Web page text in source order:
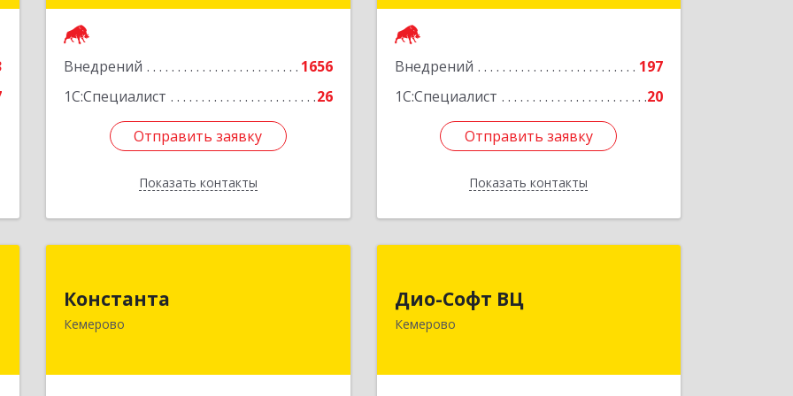
Внедрений
1656
1С:Специалист
26
Отправить заявку
Показать контакты
Кемерово г, Мичурина ул, дом № 13А,
этаж 3, пом.2, оф.301
Отправить заявку
Назад
Внедрений
197
1С:Специалист
20
Отправить заявку
Показать контакты
Подробнее
Отправить заявку
Назад
Константа
Кемерово
Кузбасс, Кемерово г, Шахтеров пр-кт,
Дио-Софт ВЦ
Кемерово
650004, Кемеровская обл, Кемерово г,
Подробнее